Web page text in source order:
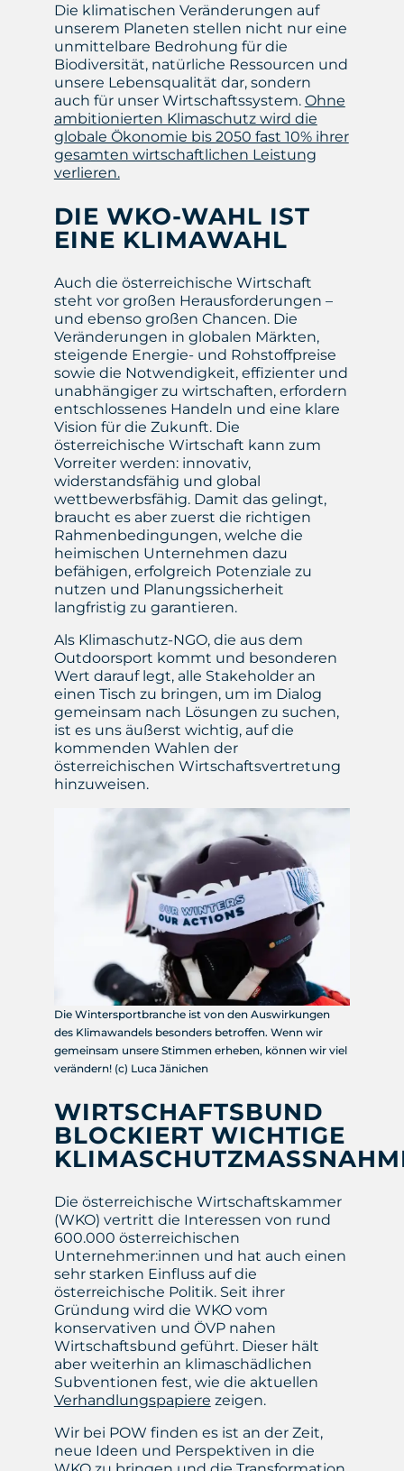
Die klimatischen Veränderungen auf
unserem Planeten stellen nicht nur eine
unmittelbare Bedrohung für die
Biodiversität, natürliche Ressourcen und
unsere Lebensqualität dar, sondern
auch für unser Wirtschaftssystem. Ohne
ambitionierten Klimaschutz wird die
globale Ökonomie bis 2050 fast 10% ihrer
gesamten wirtschaftlichen Leistung
verlieren.
DIE WKO-WAHL IST
EINE KLIMAWAHL
Auch die österreichische Wirtschaft
steht vor großen Herausforderungen –
und ebenso großen Chancen. Die
Veränderungen in globalen Märkten,
steigende Energie- und Rohstoffpreise
sowie die Notwendigkeit, effizienter und
unabhängiger zu wirtschaften, erfordern
entschlossenes Handeln und eine klare
Vision für die Zukunft. Die
österreichische Wirtschaft kann zum
Vorreiter werden: innovativ,
widerstandsfähig und global
wettbewerbsfähig. Damit das gelingt,
braucht es aber zuerst die richtigen
Rahmenbedingungen, welche die
heimischen Unternehmen dazu
befähigen, erfolgreich Potenziale zu
nutzen und Planungssicherheit
langfristig zu garantieren.
Als Klimaschutz-NGO, die aus dem
Outdoorsport kommt und besonderen
Wert darauf legt, alle Stakeholder an
einen Tisch zu bringen, um im Dialog
gemeinsam nach Lösungen zu suchen,
ist es uns äußerst wichtig, auf die
kommenden Wahlen der
österreichischen Wirtschaftsvertretung
hinzuweisen.
Die Wintersportbranche ist von den Auswirkungen
des Klimawandels besonders betroffen. Wenn wir
gemeinsam unsere Stimmen erheben, können wir viel
verändern! (c) Luca Jänichen
WIRTSCHAFTSBUND
BLOCKIERT WICHTIGE
Die österreichische Wirtschaftskammer
(WKO) vertritt die Interessen von rund
600.000 österreichischen
Unternehmer:innen und hat auch einen
sehr starken Einfluss auf die
österreichische Politik. Seit ihrer
Gründung wird die WKO vom
konservativen und ÖVP nahen
Wirtschaftsbund geführt. Dieser hält
aber weiterhin an klimaschädlichen
Subventionen fest, wie die aktuellen
Verhandlungspapiere zeigen.
Wir bei POW finden es ist an der Zeit,
neue Ideen und Perspektiven in die